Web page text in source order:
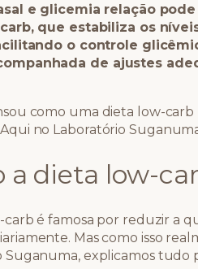
e glicemia relação
que estabiliza os
o controle
de ajustes
como uma dieta low-
no Laboratório
a dieta low-
carb é famosa por reduzir a
Mas como isso
Suganuma, explicamos tudo